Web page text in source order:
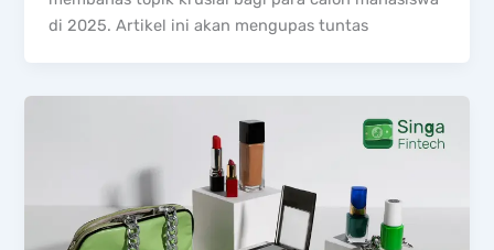
di 2025. Artikel ini akan mengupas tuntas